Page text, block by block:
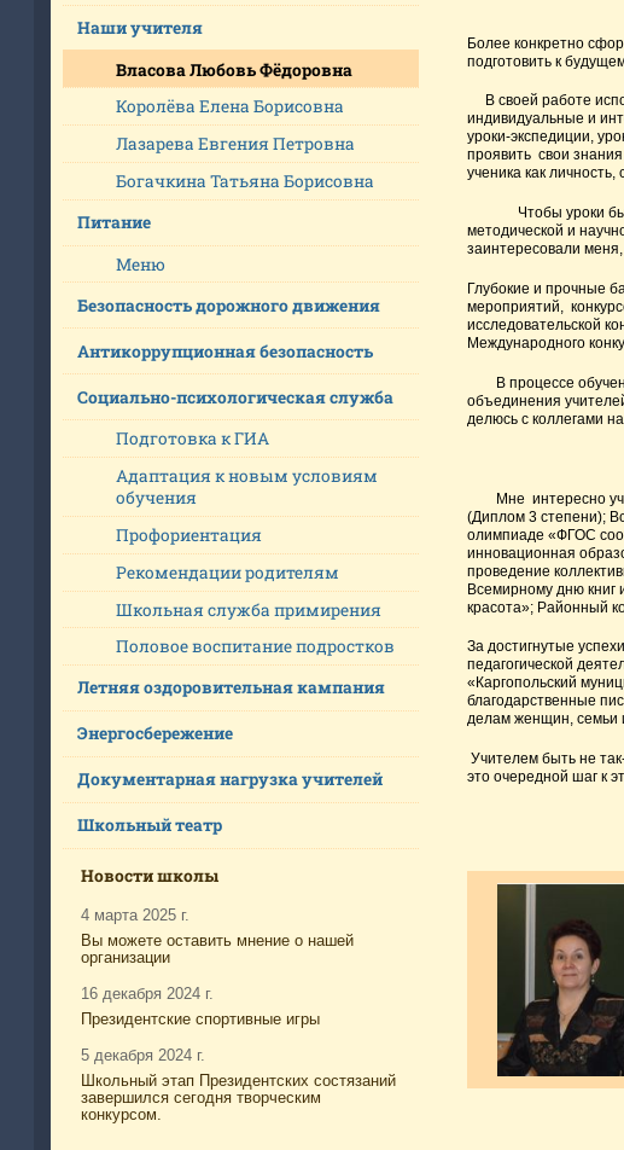
Наши учителя
Власова Любовь Фёдоровна
Королёва Елена Борисовна
Лазарева Евгения Петровна
Богачкина Татьяна Борисовна
Питание
Меню
Безопасность дорожного движения
Антикоррупционная безопасность
Социально-психологическая служба
Подготовка к ГИА
Адаптация к новым условиям
обучения
Профориентация
Рекомендации родителям
Школьная служба примирения
Половое воспитание подростков
Летняя оздоровительная кампания
Энергосбережение
Документарная нагрузка учителей
Школьный театр
Новости школы
4 марта 2025 г.
Вы можете оставить мнение о нашей
организации
16 декабря 2024 г.
Президентские спортивные игры
5 декабря 2024 г.
Школьный этап Президентских состязаний
завершился сегодня творческим
конкурсом.
Более конкретно
подготовить к
В своей работе
индивидуальные и
уроки-экспедиции,
проявить свои
ученика как
Чтобы уроки были
методической и
заинтересовали
Глубокие и прочные
мероприятий,
исследовательской
Международного
В процессе
объединения
делюсь с коллегами
Мне интересно
(Диплом 3 степени);
олимпиаде «ФГОС
инновационная
проведение
Всемирному дню книг
красота»; Районный
За достигнутые
педагогической
«Каргопольский
благодарственные
делам женщин, семьи
Учителем быть не
это очередной шаг к